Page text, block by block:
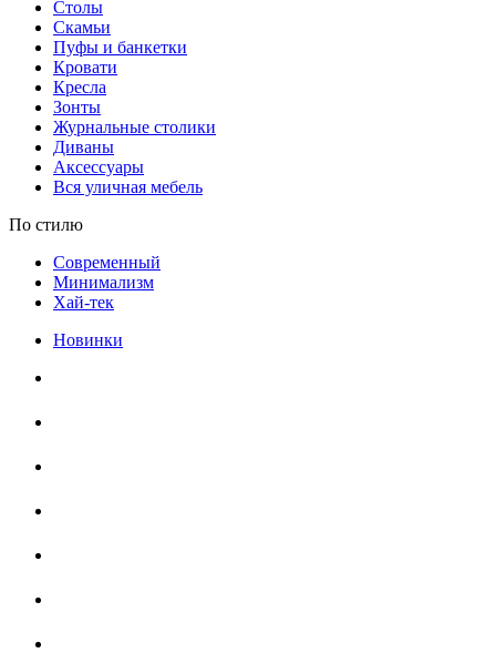
Столы
Скамьи
Пуфы и банкетки
Кровати
Кресла
Зонты
Журнальные столики
Диваны
Аксессуары